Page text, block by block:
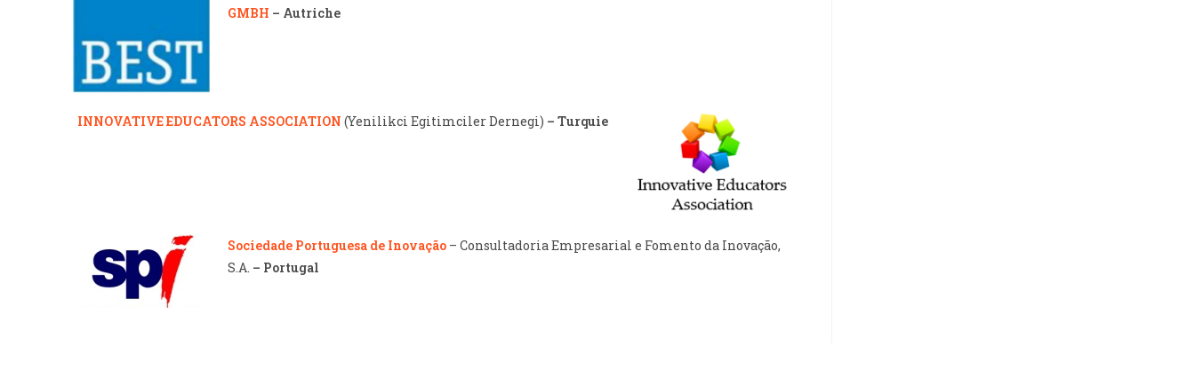
GMBH – Autriche
INNOVATIVE EDUCATORS ASSOCIATION (Yenilikci Egitimciler Dernegi) – Turquie
Sociedade Portuguesa de Inovação– Consultadoria Empresarial e Fomento da Inovação,
S.A. – Portugal